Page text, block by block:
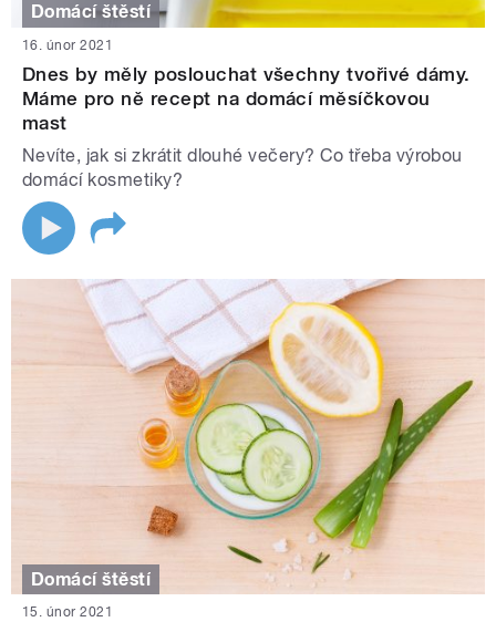
Domácí štěstí
16. únor 2021
Dnes by měly poslouchat všechny tvořivé dámy.
Máme pro ně recept na domácí měsíčkovou
mast
Nevíte, jak si zkrátit dlouhé večery? Co třeba výrobou
domácí kosmetiky?
Domácí štěstí
15. únor 2021